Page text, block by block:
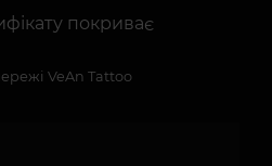
покриває
VeAn Tattoo